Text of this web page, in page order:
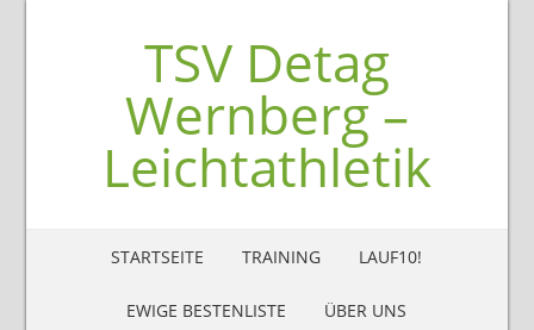
TSV Detag
Wernberg –
Leichtathletik
STARTSEITE TRAINING LAUF10!
EWIGE BESTENLISTE ÜBER UNS